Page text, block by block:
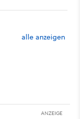
alle anzeigen
ANZEIGE